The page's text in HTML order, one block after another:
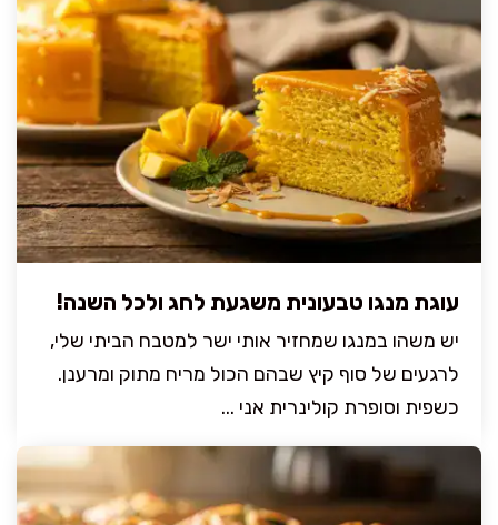
עוגת מנגו טבעונית משגעת לחג ולכל השנה!
יש משהו במנגו שמחזיר אותי ישר למטבח הביתי שלי,
לרגעים של סוף קיץ שבהם הכול מריח מתוק ומרענן.
כשפית וסופרת קולינרית אני ...